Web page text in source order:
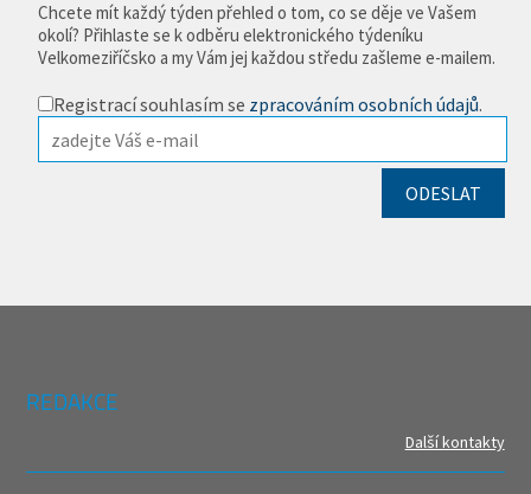
Chcete mít každý týden přehled o tom, co se děje ve Vašem
okolí? Přihlaste se k odběru elektronického týdeníku
Velkomeziříčsko a my Vám jej každou středu zašleme e-mailem.
Registrací souhlasím se zpracováním osobních údajů.
REDAKCE
Další kontakty